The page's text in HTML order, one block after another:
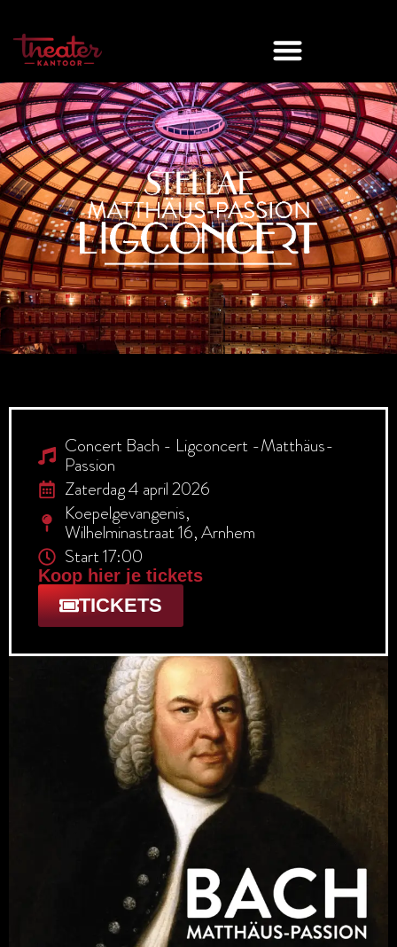
Concert Bach - Ligconcert -Matthäus-
Passion
Zaterdag 4 april 2026
Koepelgevangenis,
Wilhelminastraat 16, Arnhem
Start 17:00
Koop hier je tickets
TICKETS